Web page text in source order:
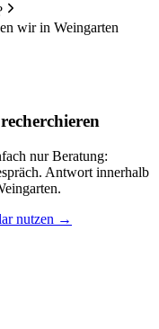
wir in Weingarten
nur Beratung:
Antwort innerhalb
nutzen →